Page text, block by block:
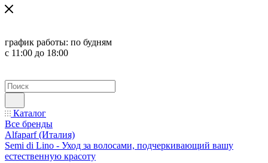
график работы: по будням
с 11:00 до 18:00
Каталог
Все бренды
Alfaparf (Италия)
Semi di Lino - Уход за волосами, подчеркивающий вашу
естественную красоту